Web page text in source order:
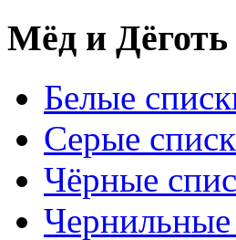
Мёд и Дёготь
Белые
Серые
Чёрные